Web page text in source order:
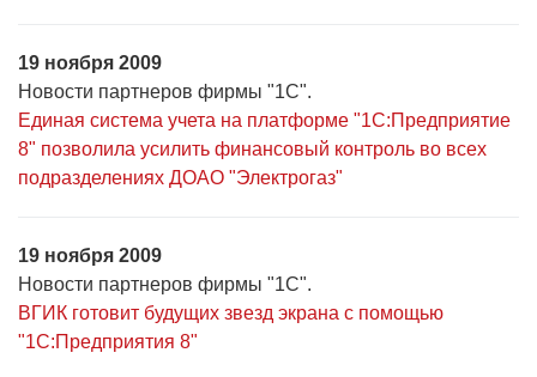
19 ноября 2009
Новости партнеров фирмы "1С".
Единая система учета на платформе "1С:Предприятие
8" позволила усилить финансовый контроль во всех
подразделениях ДОАО "Электрогаз"
19 ноября 2009
Новости партнеров фирмы "1С".
ВГИК готовит будущих звезд экрана с помощью
"1С:Предприятия 8"